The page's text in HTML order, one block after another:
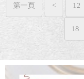
第一頁 < 12
18